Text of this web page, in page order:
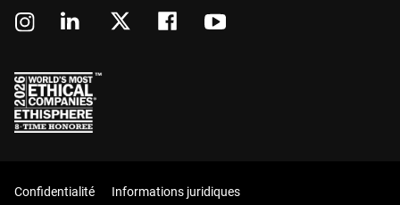
Confidentialité Informations juridiques